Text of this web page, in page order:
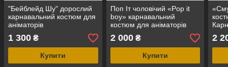
"Бейблейд Шу" дорослий
карнавальний костюм для
аніматорів
1 300 ₴
Купити
Поп Іт чоловічий «Pop it
boy» карнавальний
костюм для аніматорів
2 000₴
Купити
2